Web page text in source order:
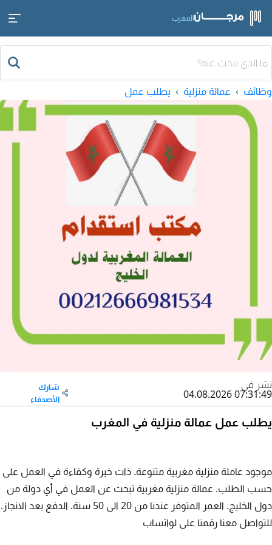
المغرب
وظائف عمالة منزلية يطلب عمل
نشر في
04.08.2026 07:31:49
شارك
الأصدقاء
يطلب عمل عمالة منزلية في المغرب
موجود عاملة منزلية مغربية متنوعة. ذات خبرة وكفاءة في العمل على
حسب الطلب. عمالة منزلية مغربية تبحث عن العمل في أي دولة من
دول الخليج. العمر المتوفر عندنا من 20 الى 50 سنة. الدفع بعد الانجاز.
للتواصل معنا رقمنا على لواتساب